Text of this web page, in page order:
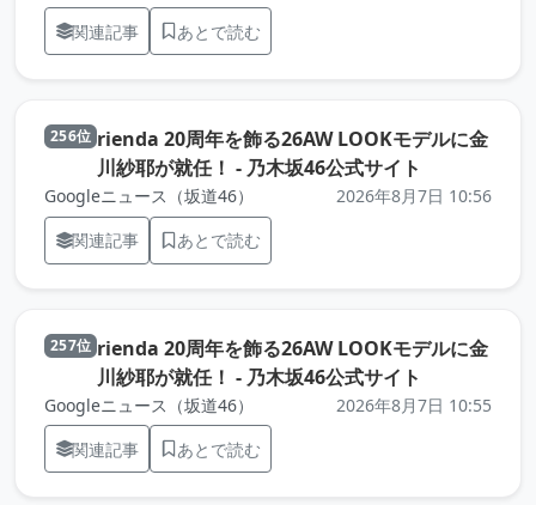
関連記事
あとで読む
256位 rienda 20周年を飾る26AW LOOKモデルに金
川紗耶が就任！ - 乃木坂46公式サイト
Googleニュース（坂道46）
2026年8月7日 10:56
関連記事
あとで読む
257位 rienda 20周年を飾る26AW LOOKモデルに金
川紗耶が就任！ - 乃木坂46公式サイト
Googleニュース（坂道46）
2026年8月7日 10:55
関連記事
あとで読む